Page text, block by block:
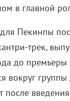
в главной
Пекинпы
трек,
до
вокруг
после